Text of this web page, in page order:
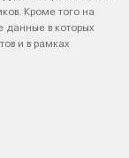
Кроме того на
данные в которых
и в рамках